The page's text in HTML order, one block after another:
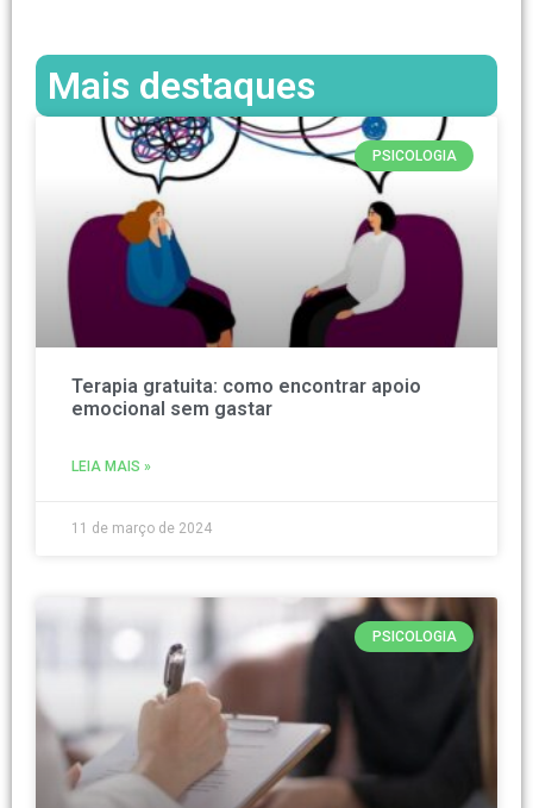
Mais destaques
PSICOLOGIA
Terapia gratuita: como encontrar apoio
emocional sem gastar
LEIA MAIS »
11 de março de 2024
PSICOLOGIA